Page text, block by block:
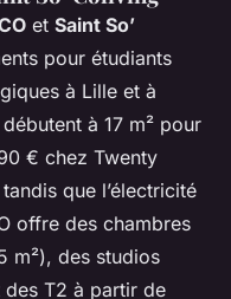
et Saint So’
pour étudiants
à Lille et à
à 17 m² pour
€ chez Twenty
que l’électricité
offre des chambres
m²), des studios
T2 à partir de